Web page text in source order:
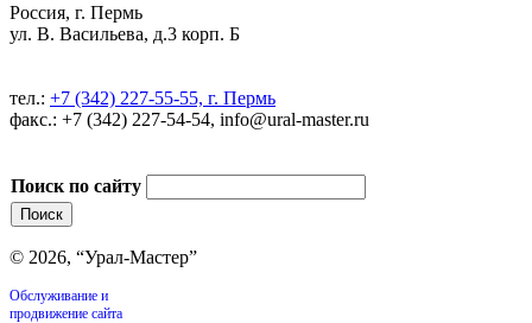
Россия, г. Пермь
ул. В. Васильева, д.3 корп. Б
тел.: +7 (342) 227-55-55, г. Пермь
факс.: +7 (342) 227-54-54, info@ural-master.ru
Поиск по сайту
© 2026, “Урал-Мастер”
Обслуживание и
продвижение сайта